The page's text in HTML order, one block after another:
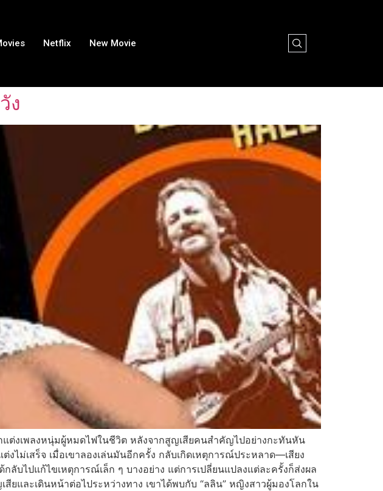
Netflix New Movie
ง
แต่งเพลงหนุ่มผู้หมดไฟในชีวิต หลังจากสูญเสียคนสำคัญไปอย่างกะทันหัน
ไม่เสร็จ เมื่อเขาลองเล่นมันอีกครั้ง กลับเกิดเหตุการณ์ประหลาด—เสียง
ลับไปแก้ไขเหตุการณ์เล็ก ๆ บางอย่าง แต่การเปลี่ยนแปลงแต่ละครั้งก็ส่งผล
ยและเดินหน้าต่อไประหว่างทาง เขาได้พบกับ “ลลิน” หญิงสาวผู้มองโลกใน